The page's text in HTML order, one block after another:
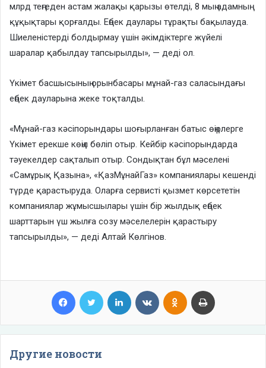
млрд теңгеден астам жалақы қарызы өтелді, 8 мың адамның
құқықтары қорғалды. Еңбек даулары тұрақты бақылауда.
Шиеленістерді болдырмау үшін әкімдіктерге жүйелі
шаралар қабылдау тапсырылды», — деді ол.
Үкімет басшысының орынбасары мұнай-газ саласындағы
еңбек дауларына жеке тоқталды.
«Мұнай-газ кәсіпорындары шоғырланған батыс өңірлерге
Үкімет ерекше көңіл бөліп отыр. Кейбір кәсіпорындарда
тәуекелдер сақталып отыр. Сондықтан бұл мәселені
«Самұрық Қазына», «ҚазМұнайГаз» компаниялары кешенді
түрде қарастыруда. Оларға сервисті қызмет көрсететін
компаниялар жұмысшылары үшін бір жылдық еңбек
шарттарын үш жылға созу мәселелерін қарастыру
тапсырылды», — деді Алтай Көлгінов.
Facebook Twitter LinkedIn VKontakteOdnoklassniki
Другие новости